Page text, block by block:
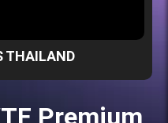
THAILAND
Premium